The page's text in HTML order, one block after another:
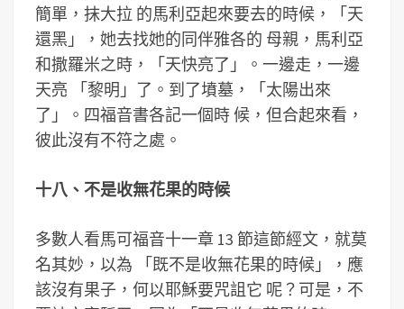
簡單，抹大拉 的馬利亞起來要去的時候，「天
還黑」，她去找她的同伴雅各的 母親，馬利亞
和撒羅米之時，「天快亮了」。一邊走，一邊
天亮 「黎明」了。到了墳墓，「太陽出來
了」。四福音書各記一個時 候，但合起來看，
彼此沒有不符之處。
十八、不是收無花果的時候
多數人看馬可福音十一章 13 節這節經文，就莫
名其妙，以為 「既不是收無花果的時候」，應
該沒有果子，何以耶穌要咒詛它 呢？可是，不